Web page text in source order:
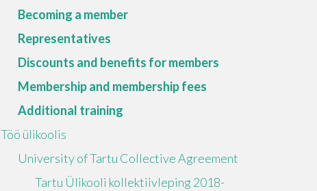
Becoming a member
Representatives
Discounts and benefits for members
Membership and membership fees
Additional training
Töö ülikoolis
University of Tartu Collective Agreement
Tartu Ülikooli kollektiivleping 2018-